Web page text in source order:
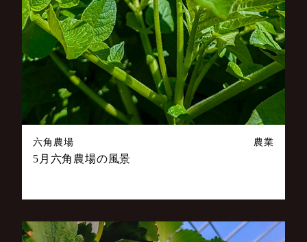
六角農場 農業
5月六角農場の風景